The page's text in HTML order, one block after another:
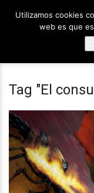
Tag "El
Utilizamos cookies
web es que